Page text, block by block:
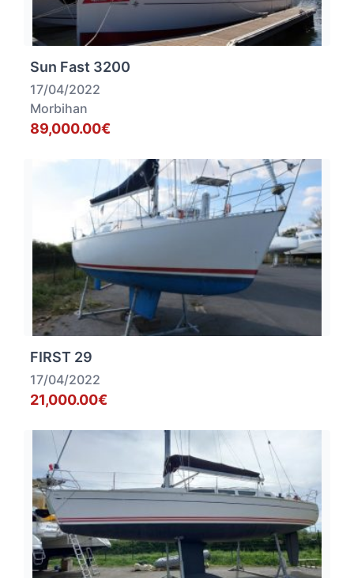
Sun Fast 3200
17/04/2022
Morbihan
89,000.00€
FIRST 29
17/04/2022
21,000.00€